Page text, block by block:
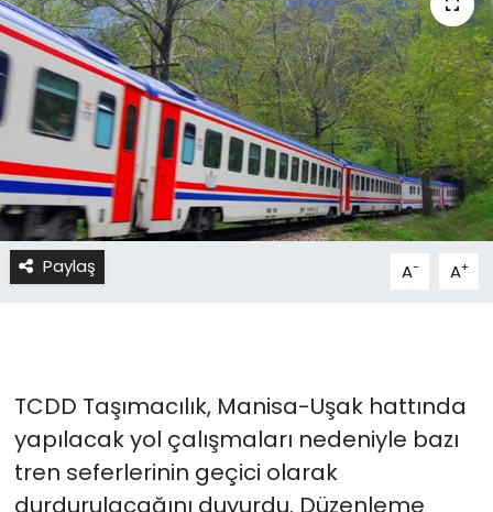
Paylaş A- A+
TCDD Taşımacılık, Manisa-Uşak hattında
yapılacak yol çalışmaları nedeniyle bazı
tren seferlerinin geçici olarak
durdurulacağını duyurdu. Düzenleme